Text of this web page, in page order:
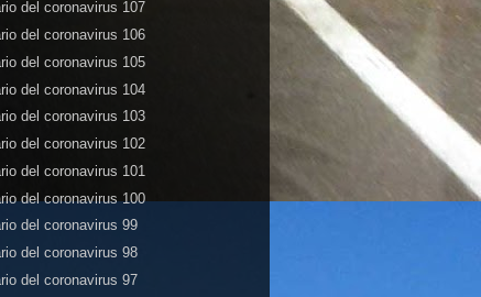
del coronavirus 107
del coronavirus 106
del coronavirus 105
del coronavirus 104
del coronavirus 103
del coronavirus 102
del coronavirus 101
del coronavirus 100
del coronavirus 99
del coronavirus 98
del coronavirus 97